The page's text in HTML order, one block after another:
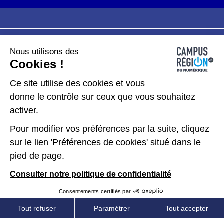
Plan du site
Données personnelles
Gérer les cookies
Kit de communication
Accessibilité : partiellement conforme
Nous utilisons des
Cookies !
Ce site utilise des cookies et vous
donne le contrôle sur ceux que vous souhaitez
activer.
Pour modifier vos préférences par la suite, cliquez
sur le lien 'Préférences de cookies' situé dans le
pied de page.
Consulter notre politique de confidentialité
Consentements certifiés par
Tout refuser Paramétrer Tout accepter